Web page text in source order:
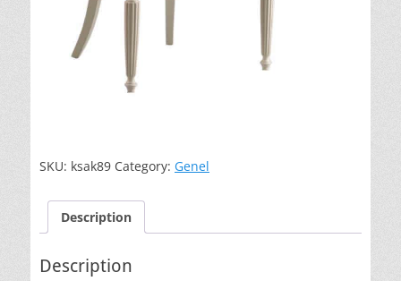
SKU: ksak89 Category: Genel
Description
Description